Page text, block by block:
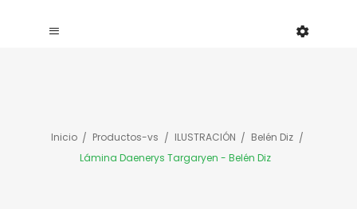
Inicio Productos-vs ILUSTRACIÓN
Belén Diz
Lámina Daenerys Targaryen - Belén Diz